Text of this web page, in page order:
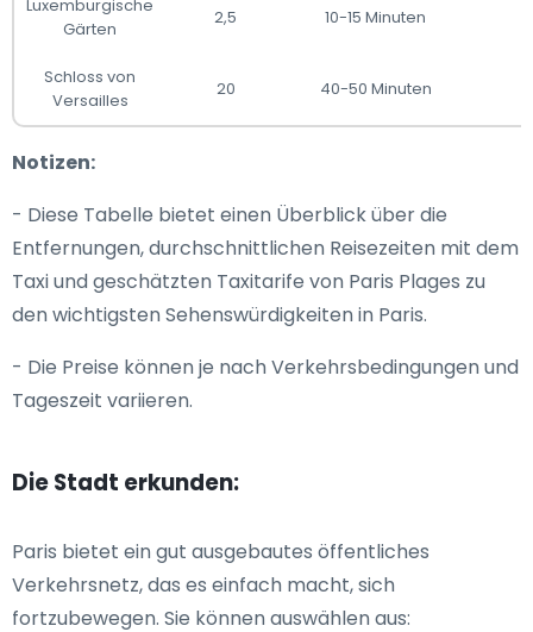
Luxemburgische
Gärten
2,5 10-15 Minuten
Schloss von
Versailles
20 40-50 Minuten
Notizen:
- Diese Tabelle bietet einen Überblick über die
Entfernungen, durchschnittlichen Reisezeiten mit dem
Taxi und geschätzten Taxitarife von Paris Plages zu
den wichtigsten Sehenswürdigkeiten in Paris.
- Die Preise können je nach Verkehrsbedingungen und
Tageszeit variieren.
Die Stadt erkunden:
Paris bietet ein gut ausgebautes öffentliches
Verkehrsnetz, das es einfach macht, sich
fortzubewegen. Sie können auswählen aus: